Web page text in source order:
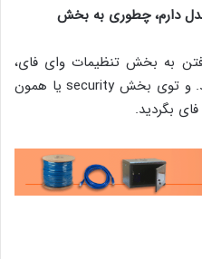
دارم، چطوری به بخش
به بخش تنظیمات وای فای،
باید دنبال wireless setting باشید. و توی بخش security یا همون
بگردید.